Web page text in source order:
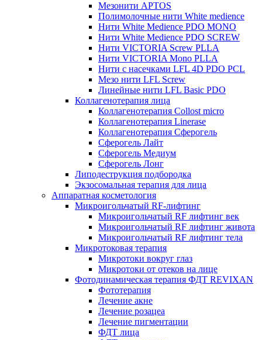
Мезонити APTOS
Полимолочные нити White medience
Нити White Medience PDO MONO
Нити White Medience PDO SCREW
Нити VICTORIA Screw PLLA
Нити VICTORIA Mono PLLA
Нити с насечками LFL 4D PDO PCL
Мезо нити LFL Screw
Линейные нити LFL Basic PDO
Коллагенотерапия лица
Коллагенотерапия Collost micro
Коллагенотерапия Linerase
Коллагенотерапия Сферогель
Сферогель Лайт
Сферогель Медиум
Сферогель Лонг
Липодеструкция подбородка
Экзосомальная терапия для лица
Аппаратная косметология
Микроигольчатый RF-лифтинг
Микроигольчатый RF лифтинг век
Микроигольчатый RF лифтинг живота
Микроигольчатый RF лифтинг тела
Микротоковая терапия
Микротоки вокруг глаз
Микротоки от отеков на лице
Фотодинамическая терапия ФДТ REVIXAN
Фототерапия
Лечение акне
Лечение розацеа
Лечение пигментации
ФДТ лица